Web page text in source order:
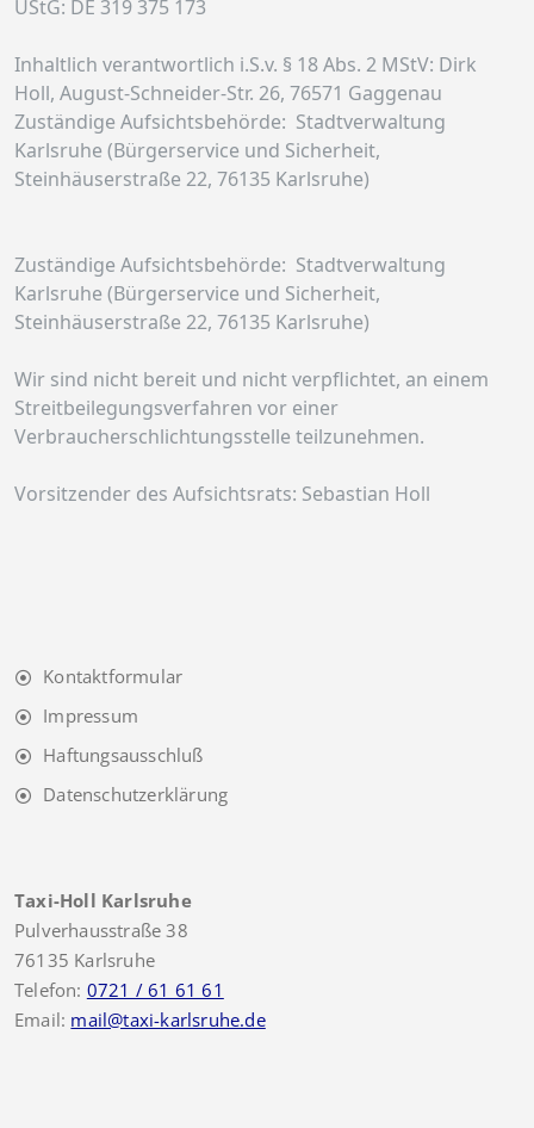
UStG: DE 319 375 173
Inhaltlich verantwortlich i.S.v. § 18 Abs. 2 MStV: Dirk
Holl, August-Schneider-Str. 26, 76571 Gaggenau
Zuständige Aufsichtsbehörde:  Stadtverwaltung
Karlsruhe (Bürgerservice und Sicherheit,
Steinhäuserstraße 22, 76135 Karlsruhe)
Zuständige Aufsichtsbehörde:  Stadtverwaltung
Karlsruhe (Bürgerservice und Sicherheit,
Steinhäuserstraße 22, 76135 Karlsruhe)
Wir sind nicht bereit und nicht verpflichtet, an einem
Streitbeilegungsverfahren vor einer
Verbraucherschlichtungsstelle teilzunehmen.
Vorsitzender des Aufsichtsrats: Sebastian Holl
Kontaktformular
Impressum
Haftungsausschluß
Datenschutzerklärung
Taxi-Holl Karlsruhe
Pulverhausstraße 38
76135 Karlsruhe
Telefon: 0721 / 61 61 61
Email: mail@taxi-karlsruhe.de